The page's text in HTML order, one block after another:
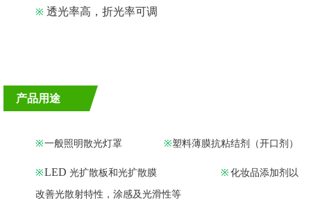
※ 透光率高，折光率可调
产品用途
※一般照明散光灯罩 ※塑料薄膜抗粘结剂 （开口 剂 ）
※LED 光扩散板和光扩散膜 ※ 化妆品添加剂 以
改善光散射特性 ， 涂感及光滑性等